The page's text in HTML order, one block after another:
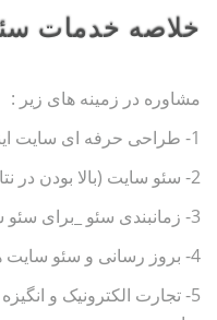
خلاصه خدمات
مشاوره در زمینه های زیر :
1- طراحی حرفه ای سایت اینترنتی
2- سئو سایت (بالا بودن در نتایج جستجو)
3- زمانبندی سئو _برای سئو سایت چه مقدار زمان لازم است؟)
4- بروز رسانی و سئو سایت های قدیمی
5- تجارت الکترونیک و